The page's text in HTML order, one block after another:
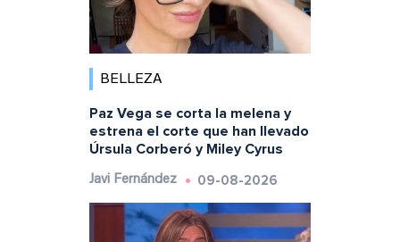
BELLEZA
Paz Vega se corta la melena y
estrena el corte que han llevado
Úrsula Corberó y Miley Cyrus
Javi Fernández 09-08-2026